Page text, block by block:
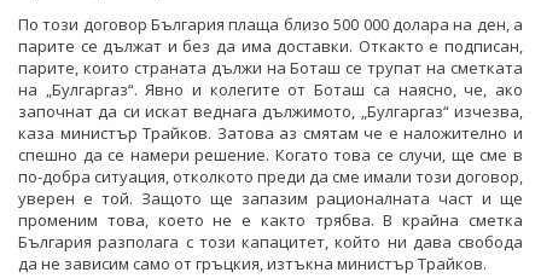
По този договор България плаща близо 500 000 долара на ден, а
парите се дължат и без да има доставки. Откакто е подписан,
парите, които страната дължи на Боташ се трупат на сметката
на „Булгаргаз“. Явно и колегите от Боташ са наясно, че, ако
започнат да си искат веднага дължимото, „Булгаргаз“ изчезва,
каза министър Трайков. Затова аз смятам че е наложително и
спешно да се намери решение. Когато това се случи, ще сме в
по-добра ситуация, отколкото преди да сме имали този договор,
уверен е той. Защото ще запазим рационалната част и ще
променим това, което не е както трябва. В крайна сметка
България разполага с този капацитет, който ни дава свобода
да не зависим само от гръцкия, изтъкна министър Трайков.